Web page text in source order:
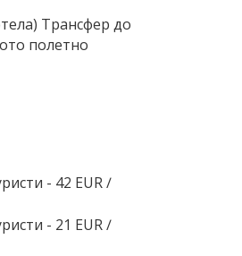
Трансфер до
полетно
- 42 EUR ∕
- 21 EUR ∕